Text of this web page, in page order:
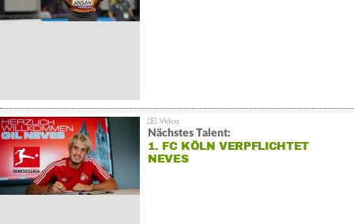
Nächstes Talent:
1. FC KÖLN VERPFLICHTET
NEVES